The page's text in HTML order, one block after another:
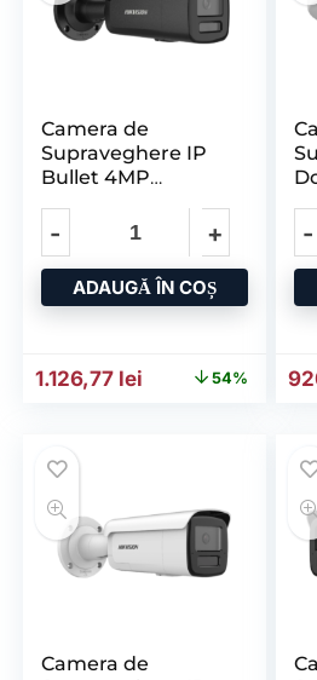
Camera de
Supraveghere IP
Bullet 4MP
2CD2T47G3-
LIY(2.8MM)/BK,
Lentila
ADAUGĂ ÎN COȘ
Prețul inițial a fost:
1.126,77 lei Prețul curent
54%
Camera de